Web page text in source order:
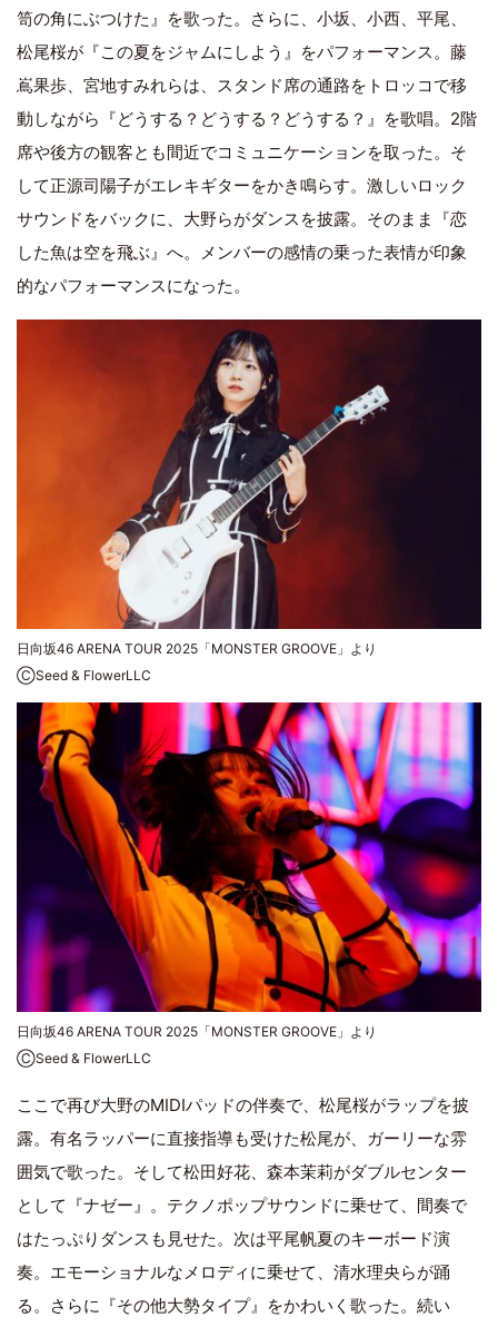
笥の角にぶつけた』を歌った。さらに、小坂、小西、平尾、
松尾桜が『この夏をジャムにしよう』をパフォーマンス。藤
嶌果歩、宮地すみれらは、スタンド席の通路をトロッコで移
動しながら『どうする？どうする？どうする？』を歌唱。2階
席や後方の観客とも間近でコミュニケーションを取った。そ
して正源司陽子がエレキギターをかき鳴らす。激しいロック
サウンドをバックに、大野らがダンスを披露。そのまま『恋
した魚は空を飛ぶ』へ。メンバーの感情の乗った表情が印象
的なパフォーマンスになった。
日向坂46 ARENA TOUR 2025「MONSTER GROOVE」より
ⒸSeed & FlowerLLC
日向坂46 ARENA TOUR 2025「MONSTER GROOVE」より
ⒸSeed & FlowerLLC
ここで再び大野のMIDIパッドの伴奏で、松尾桜がラップを披
露。有名ラッパーに直接指導も受けた松尾が、ガーリーな雰
囲気で歌った。そして松田好花、森本茉莉がダブルセンター
として『ナゼー』。テクノポップサウンドに乗せて、間奏で
はたっぷりダンスも見せた。次は平尾帆夏のキーボード演
奏。エモーショナルなメロディに乗せて、清水理央らが踊
る。さらに『その他大勢タイプ』をかわいく歌った。続い